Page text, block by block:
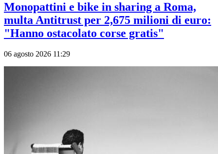
Monopattini e bike in sharing a Roma,
multa Antitrust per 2,675 milioni di euro:
"Hanno ostacolato corse gratis"
06 agosto 2026 11:29